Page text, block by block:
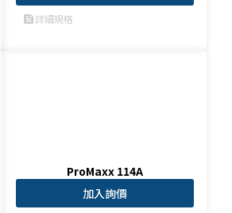
feed詳細規格
ProMaxx 114A
加入詢價